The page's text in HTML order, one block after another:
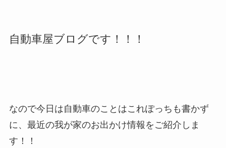
自動車屋ブログです！！！
なので今日は自動車のことはこれぽっちも書かず
に、最近の我が家のお出かけ情報をご紹介しま
す！！